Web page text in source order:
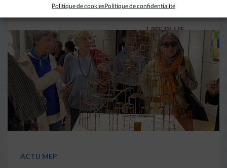
Politique de cookiesPolitique de confidentialité
LIRE PLUS →
ACTU MEP